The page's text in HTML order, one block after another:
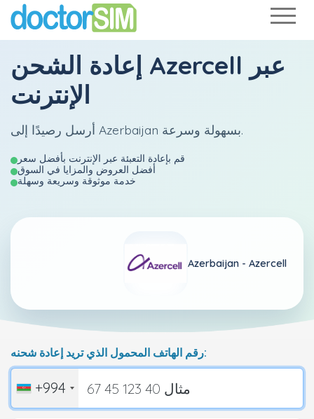
Azercell
الإنترنت
أرسل رصيدًا إلى Azerbaijan بسهولة وسرعة.
قم بإعادة التعبئة عبر الإنترنت بأفضل سعر
أفضل العروض والمزايا في السوق
خدمة موثوقة وسريعة وسهلة
Azerbaijan - Azercell
رقم الهاتف المحمول الذي تريد إعادة شحنه:
+994